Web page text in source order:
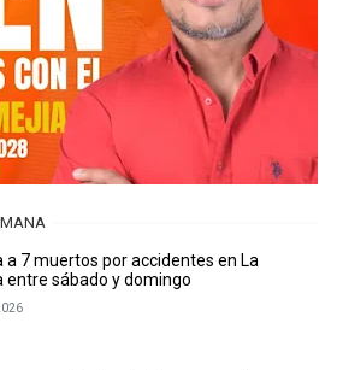
a 7 muertos por accidentes en La
entre sábado y domingo